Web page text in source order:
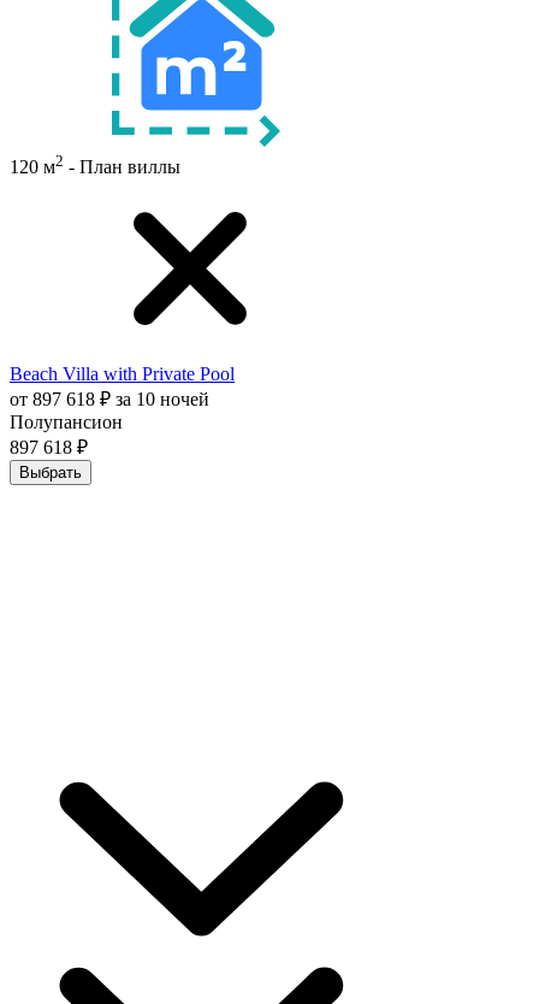
120 м2 - План виллы
Beach Villa with Private Pool
от 897 618 ₽ за 10 ночей
Полупансион
897 618 ₽
Выбрать